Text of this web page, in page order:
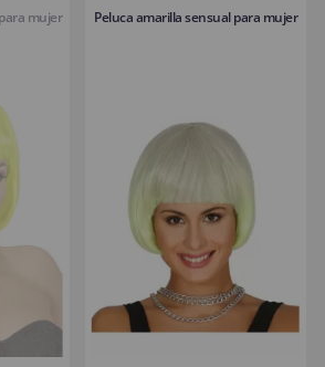
mujer
Peluca amarilla sensual para mujer